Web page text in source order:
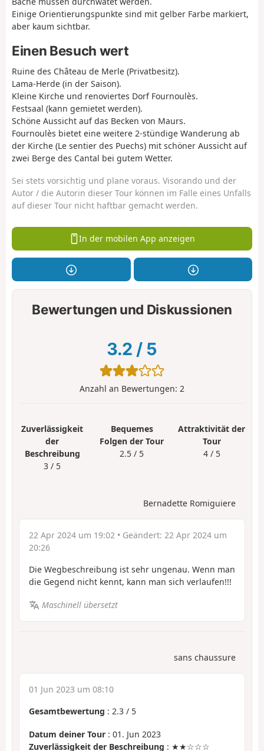
Einige Orientierungspunkte sind mit gelber Farbe markiert,
aber kaum sichtbar.
Einen Besuch wert
Ruine des Château de Merle (Privatbesitz).
Lama-Herde (in der Saison).
Kleine Kirche und renoviertes Dorf Fournoulès.
Festsaal (kann gemietet werden).
Schöne Aussicht auf das Becken von Maurs.
Fournoulès bietet eine weitere 2-stündige Wanderung ab
der Kirche (Le sentier des Puechs) mit schöner Aussicht auf
zwei Berge des Cantal bei gutem Wetter.
Sei stets vorsichtig und plane voraus. Visorando und der
Autor / die Autorin dieser Tour können im Falle eines Unfalls
auf dieser Tour nicht haftbar gemacht werden.
In der mobilen App anzeigen
Bewertungen und Diskussionen
3.2 / 5
Anzahl an Bewertungen: 2
Zuverlässigkeit
der
Beschreibung
3 / 5
Bequemes
Folgen der Tour
2.5 / 5
Attraktivität der
Tour
4 / 5
Bernadette Romiguiere
22 Apr 2024 um 19:02 • Geändert: 22 Apr 2024 um
20:26
Die Wegbeschreibung ist sehr ungenau. Wenn man
die Gegend nicht kennt, kann man sich verlaufen!!!
Maschinell übersetzt
sans chaussure
01 Jun 2023 um 08:10
Gesamtbewertung : 2.3 / 5
Datum deiner Tour : 01. Jun 2023
Zuverlässigkeit der Beschreibung : ★★☆☆☆